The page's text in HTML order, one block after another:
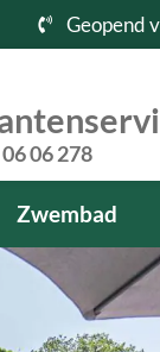
Geopend
06 278
Zwembad